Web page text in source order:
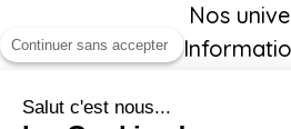
Nos
Continuer sans accepter
Salut c'est nous...